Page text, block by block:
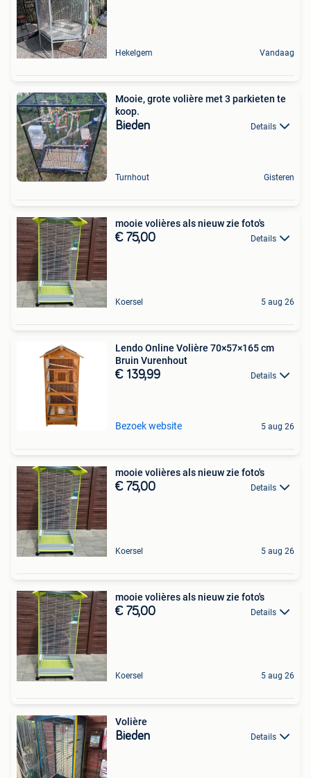
Hekelgem Vandaag
Mooie, grote volière met 3 parkieten te
koop.
Bieden Details
Turnhout Gisteren
mooie volières als nieuw zie foto's
€ 75,00 Details
Koersel 5 aug 26
Lendo Online Volière 70×57×165 cm
Bruin Vurenhout
€ 139,99 Details
Bezoek website 5 aug 26
mooie volières als nieuw zie foto's
€ 75,00 Details
Koersel 5 aug 26
mooie volières als nieuw zie foto's
€ 75,00 Details
Koersel 5 aug 26
Volière
Bieden Details